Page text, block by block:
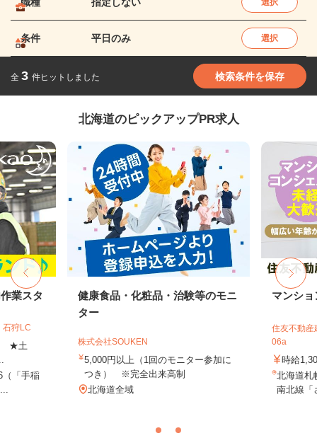
選択
条件 平日のみ 選択
全 3 件ヒットしました 検索条件を保存
北海道のピックアップPR求人
業スタ
狩LC
★土
（「手稲
健康食品・化粧品・治験等のモニ
ター
株式会社SOUKEN
5,000円以上（1回のモニター参加に
つき） ※完全出来高制
北海道全域
マンシ
住友不動産
06a
時給
北海道札
南北線「